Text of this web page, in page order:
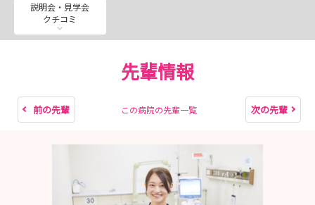
説明会・見学会
クチコミ
先輩情報
前の先輩 この病院の先輩一覧 次の先輩